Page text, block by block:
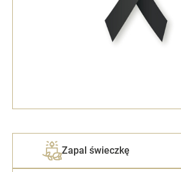
Zapal świeczkę